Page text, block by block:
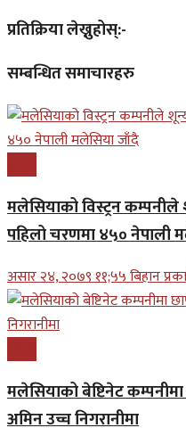
प्रतिक्रिया लेख्नुहोस्:-
सम्बन्धित समाचारहरु
मलेसियाको विस्ट्रन
पहिलो चरणमा ४५० नेपाली
असार २४, २०७९ ११;५५ बिहान
मलेसियाको बेष्टिनेट
अमिन उच्च निगरानीमा